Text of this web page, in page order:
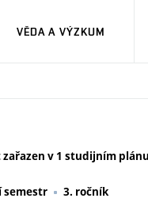
VĚDA A VÝZKUM
v 1 studijním plánu
semestr 3. ročník